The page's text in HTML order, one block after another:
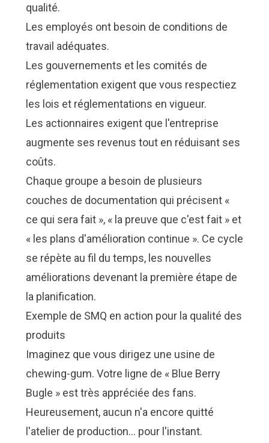
qualité.
Les employés ont besoin de conditions de
travail adéquates.
Les gouvernements et les comités de
réglementation exigent que vous respectiez
les lois et réglementations en vigueur.
Les actionnaires exigent que l'entreprise
augmente ses revenus tout en réduisant ses
coûts.
Chaque groupe a besoin de plusieurs
couches de documentation qui précisent «
ce qui sera fait », « la preuve que c'est fait » et
« les plans d'amélioration continue ». Ce cycle
se répète au fil du temps, les nouvelles
améliorations devenant la première étape de
la planification.
Exemple de SMQ en action pour la qualité des
produits
Imaginez que vous dirigez une usine de
chewing-gum. Votre ligne de « Blue Berry
Bugle » est très appréciée des fans.
Heureusement, aucun n'a encore quitté
l'atelier de production… pour l'instant.